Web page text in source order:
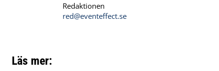
Redaktionen
red@eventeffect.se
Läs mer: